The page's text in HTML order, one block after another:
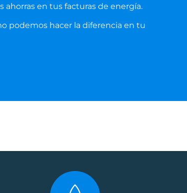
en tus facturas de energía.
podemos hacer la diferencia en tu